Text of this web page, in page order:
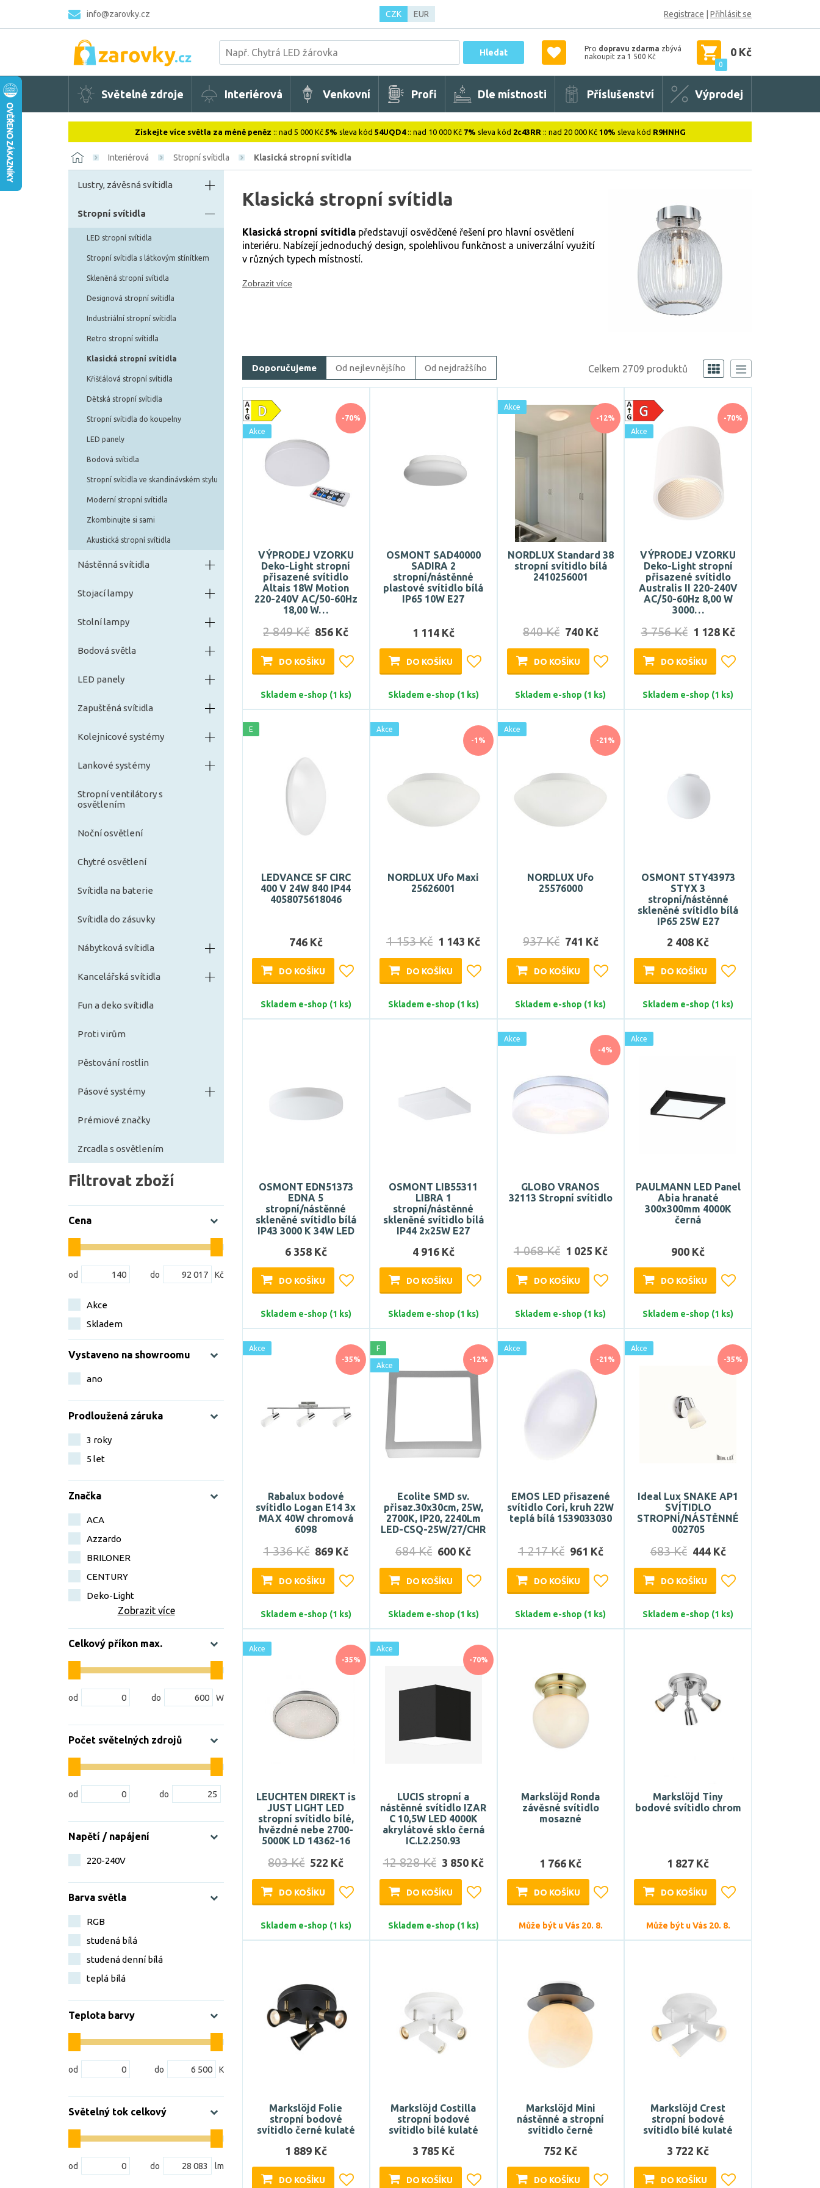
info@zarovky.cz CZK EUR Registrace Přihlásit se
Hledat Pro dopravu zdarma zbývá
nakoupit za 1 500 Kč
0
0 Kč
Světelné zdroje Interiérová Venkovní Profi Dle místnosti Příslušenství Výprodej
Získejte více světla za méně peněz :: nad 5 000 Kč 5% sleva kód 54UQD4:: nad 10 000 Kč 7% sleva kód 2c43RR :: nad 20 000 Kč 10% sleva kód R9HNHG
Interiérová Stropní svítidla Klasická stropní svítidla
Klasická stropní svítidla
Klasická stropní svítidla představují osvědčené řešení pro hlavní osvětlení
interiéru. Nabízejí jednoduchý design, spolehlivou funkčnost a univerzální využití
v různých typech místností.
Zobrazit více
Lustry, závěsná svítidla
Stropní svítidla
LED stropní svítidla
Stropní svítidla s látkovým stínítkem
Skleněná stropní svítidla
Designová stropní svítidla
Industriální stropní svítidla
Retro stropní svítidla
Klasická stropní svítidla
Křišťálová stropní svítidla
Dětská stropní svítidla
Stropní svítidla do koupelny
LED panely
Bodová svítidla
Stropní svítidla ve skandinávském stylu
Moderní stropní svítidla
Zkombinujte si sami
Akustická stropní svítidla
Nástěnná svítidla
Stojací lampy
Stolní lampy
Bodová světla
LED panely
Zapuštěná svítidla
Kolejnicové systémy
Lankové systémy
Stropní ventilátory s
osvětlením
Noční osvětlení
Chytré osvětlení
Svítidla na baterie
Svítidla do zásuvky
Nábytková svítidla
Kancelářská svítidla
Fun a deko svítidla
Proti virům
Pěstování rostlin
Pásové systémy
Prémiové značky
Zrcadla s osvětlením
Filtrovat zboží
Cena
Akce
Skladem
Vystaveno na showroomu
ano
Prodloužená záruka
3 roky
5 let
Značka
ACA
Azzardo
BRILONER
CENTURY
Deko-Light
Zobrazit více
Celkový příkon max.
Počet světelných zdrojů
Napětí / napájení
220-240V
Barva světla
RGB
studená bílá
studená denní bílá
teplá bílá
Teplota barvy
Světelný tok celkový
Doporučujeme Od nejlevnějšího Od nejdražšího Celkem 2709 produktů
-70%
Akce
VÝPRODEJ VZORKU
Deko-Light stropní
přisazené svítidlo
Altais 18W Motion
220-240V AC/50-60Hz
18,00 W…
2 849 Kč 856 Kč
DO KOŠÍKU
Skladem e-shop (1 ks)
OSMONT SAD40000
SADIRA 2
stropní/nástěnné
plastové svítidlo bílá
IP65 10W E27
1 114 Kč
DO KOŠÍKU
Skladem e-shop (1 ks)
-12%
Akce
NORDLUX Standard 38
stropní svítidlo bílá
2410256001
840 Kč 740 Kč
DO KOŠÍKU
Skladem e-shop (1 ks)
-70%
Akce
VÝPRODEJ VZORKU
Deko-Light stropní
přisazené svítidlo
Australis II 220-240V
AC/50-60Hz 8,00 W
3000…
3 756 Kč 1 128 Kč
DO KOŠÍKU
Skladem e-shop (1 ks)
E
LEDVANCE SF CIRC
400 V 24W 840 IP44
4058075618046
746 Kč
DO KOŠÍKU
Skladem e-shop (1 ks)
-1%
Akce
NORDLUX Ufo Maxi
25626001
1 153 Kč 1 143 Kč
DO KOŠÍKU
Skladem e-shop (1 ks)
-21%
Akce
NORDLUX Ufo
25576000
937 Kč 741 Kč
DO KOŠÍKU
Skladem e-shop (1 ks)
OSMONT STY43973
STYX 3
stropní/nástěnné
skleněné svítidlo bílá
IP65 25W E27
2 408 Kč
DO KOŠÍKU
Skladem e-shop (1 ks)
OSMONT EDN51373
EDNA 5
stropní/nástěnné
skleněné svítidlo bílá
IP43 3000 K 34W LED
6 358 Kč
DO KOŠÍKU
Skladem e-shop (1 ks)
OSMONT LIB55311
LIBRA 1
stropní/nástěnné
skleněné svítidlo bílá
IP44 2x25W E27
4 916 Kč
DO KOŠÍKU
Skladem e-shop (1 ks)
-4%
Akce
GLOBO VRANOS
32113 Stropní svítidlo
1 068 Kč 1 025 Kč
DO KOŠÍKU
Skladem e-shop (1 ks)
Akce
PAULMANN LED Panel
Abia hranaté
300x300mm 4000K
černá
900 Kč
DO KOŠÍKU
Skladem e-shop (1 ks)
-35%
Akce
Rabalux bodové
svítidlo Logan E14 3x
MAX 40W chromová
6098
1 336 Kč 869 Kč
DO KOŠÍKU
Skladem e-shop (1 ks)
-12%
F
Akce
Ecolite SMD sv.
přisaz.30x30cm, 25W,
2700K, IP20, 2240Lm
LED-CSQ-25W/27/CHR
684 Kč 600 Kč
DO KOŠÍKU
Skladem e-shop (1 ks)
-21%
Akce
EMOS LED přisazené
svítidlo Cori, kruh 22W
teplá bílá 1539033030
1 217 Kč 961 Kč
DO KOŠÍKU
Skladem e-shop (1 ks)
-35%
Akce
Ideal Lux SNAKE AP1
SVÍTIDLO
STROPNÍ/NÁSTĚNNÉ
002705
683 Kč 444 Kč
DO KOŠÍKU
Skladem e-shop (1 ks)
-35%
Akce
LEUCHTEN DIREKT is
JUST LIGHT LED
stropní svítidlo bílé,
hvězdné nebe 2700-
5000K LD 14362-16
803 Kč 522 Kč
DO KOŠÍKU
Skladem e-shop (1 ks)
-70%
Akce
LUCIS stropní a
nástěnné svítidlo IZAR
C 10,5W LED 4000K
akrylátové sklo černá
IC.L2.250.93
12 828 Kč 3 850 Kč
DO KOŠÍKU
Skladem e-shop (1 ks)
Markslöjd Ronda
závěsné svítidlo
mosazné
1 766 Kč
DO KOŠÍKU
Může být u Vás 20. 8.
Markslöjd Tiny
bodové svítidlo chrom
1 827 Kč
DO KOŠÍKU
Může být u Vás 20. 8.
Markslöjd Folie
stropní bodové
svítidlo černé kulaté
1 889 Kč
DO KOŠÍKU
Markslöjd Costilla
stropní bodové
svítidlo bílé kulaté
3 785 Kč
DO KOŠÍKU
Markslöjd Mini
nástěnné a stropní
svítidlo černé
752 Kč
DO KOŠÍKU
Markslöjd Crest
stropní bodové
svítidlo bílé kulaté
3 722 Kč
DO KOŠÍKU